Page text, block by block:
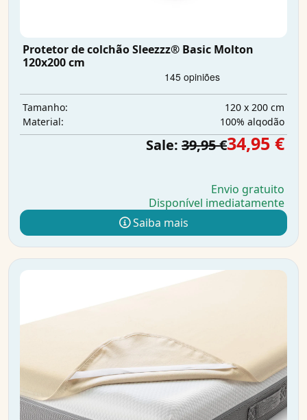
Protetor de colchão Sleezzz® Basic Molton
120x200 cm
Tamanho:
120 x 200 cm
Material:
100% algodão
Sale: 39,95 €34,95 €
Envio gratuito
Disponível imediatamente
Saiba mais